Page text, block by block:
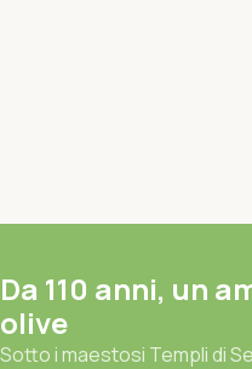
Da 110 anni, un
olive
Sotto i maestosi Templi di